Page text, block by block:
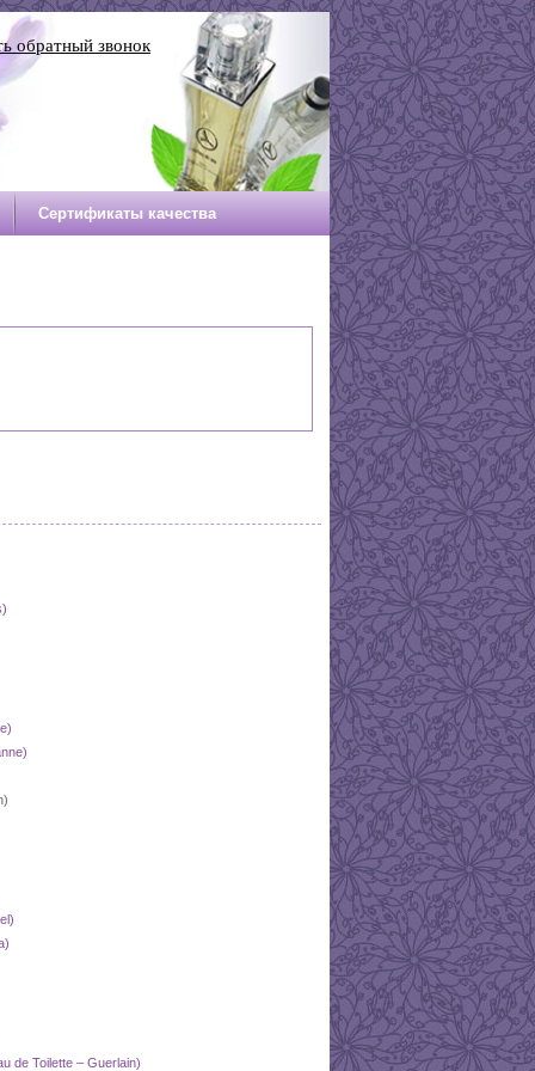
обратный звонок
Сертификаты качества
de Toilette – Guerlain)